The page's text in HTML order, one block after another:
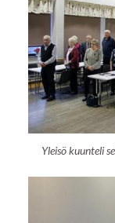
Yleisö kuunteli